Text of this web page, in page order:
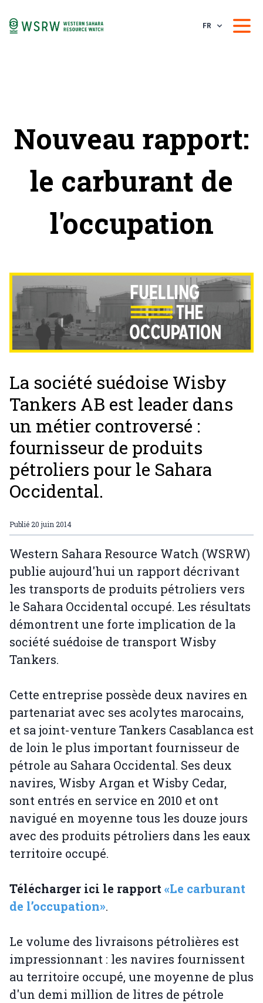
FR
Nouveau rapport:
le carburant de
l'occupation
La société suédoise Wisby
Tankers AB est leader dans
un métier controversé :
fournisseur de produits
pétroliers pour le Sahara
Occidental.
Publié20 juin 2014
Western Sahara Resource Watch (WSRW)
publie aujourd'hui un rapport décrivant
les transports de produits pétroliers vers
le Sahara Occidental occupé. Les résultats
démontrent une forte implication de la
société suédoise de transport Wisby
Tankers.
Cette entreprise possède deux navires en
partenariat avec ses acolytes marocains,
et sa joint-venture Tankers Casablanca est
de loin le plus important fournisseur de
pétrole au Sahara Occidental. Ses deux
navires, Wisby Argan et Wisby Cedar,
sont entrés en service en 2010 et ont
navigué en moyenne tous les douze jours
avec des produits pétroliers dans les eaux
territoire occupé.
Télécharger ici le rapport«Le carburant
de l’occupation».
Le volume des livraisons pétrolières est
impressionnant : les navires fournissent
au territoire occupé, une moyenne de plus
d'un demi million de litres de pétrole